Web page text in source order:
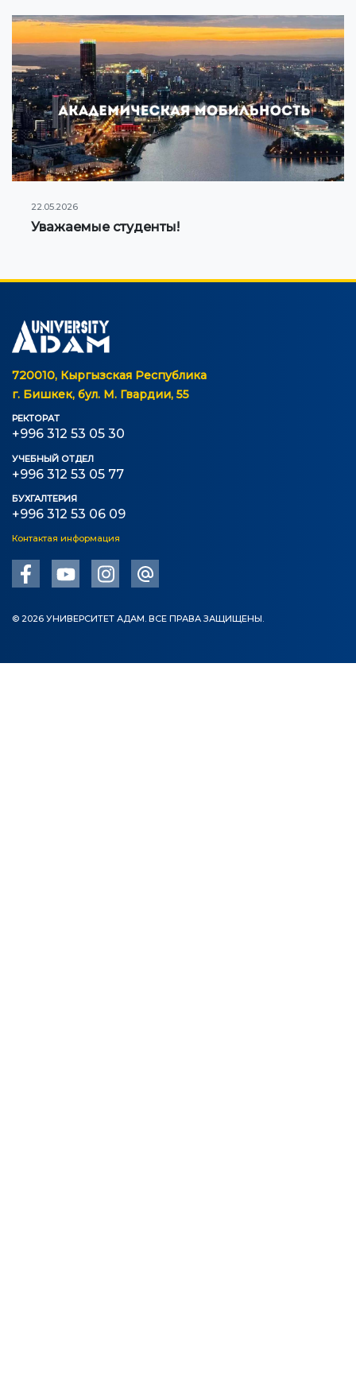
22.05.2026
Уважаемые студенты!
720010, Кыргызская Республика
г. Бишкек, бул. М. Гвардии, 55
РЕКТОРАТ
+996 312 53 05 30
УЧЕБНЫЙ ОТДЕЛ
+996 312 53 05 77
БУХГАЛТЕРИЯ
+996 312 53 06 09
Контактая информация
© 2026 УНИВЕРСИТЕТ АДАМ. ВСЕ ПРАВА ЗАЩИЩЕНЫ.